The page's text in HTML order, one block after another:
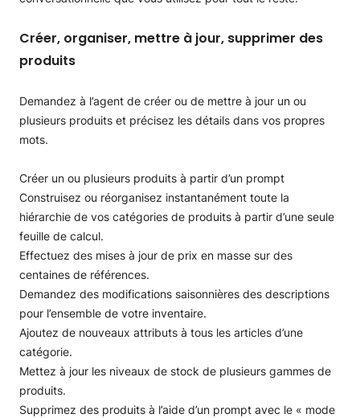
Créer, organiser, mettre à jour, supprimer des
produits
Demandez à l’agent de créer ou de mettre à jour un ou
plusieurs produits et précisez les détails dans vos propres
mots.
Créer un ou plusieurs produits à partir d’un prompt
Construisez ou réorganisez instantanément toute la
hiérarchie de vos catégories de produits à partir d’une seule
feuille de calcul.
Effectuez des mises à jour de prix en masse sur des
centaines de références.
Demandez des modifications saisonnières des descriptions
pour l’ensemble de votre inventaire.
Ajoutez de nouveaux attributs à tous les articles d’une
catégorie.
Mettez à jour les niveaux de stock de plusieurs gammes de
produits.
Supprimez des produits à l’aide d’un prompt avec le « mode